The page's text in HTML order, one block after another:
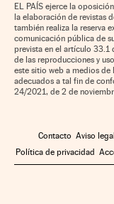
EL PAÍS ejerce la
la elaboración de revistas
también realiza la reserva
comunicación pública de
prevista en el artículo 33.1
de las reproducciones y
este sitio web a medios de
adecuados a tal fin de
24/2021, de 2 de
Contacto Aviso legal
Política de privacidad